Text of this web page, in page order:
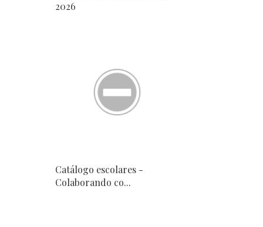
2026
Catálogo escolares -
Colaborando co...